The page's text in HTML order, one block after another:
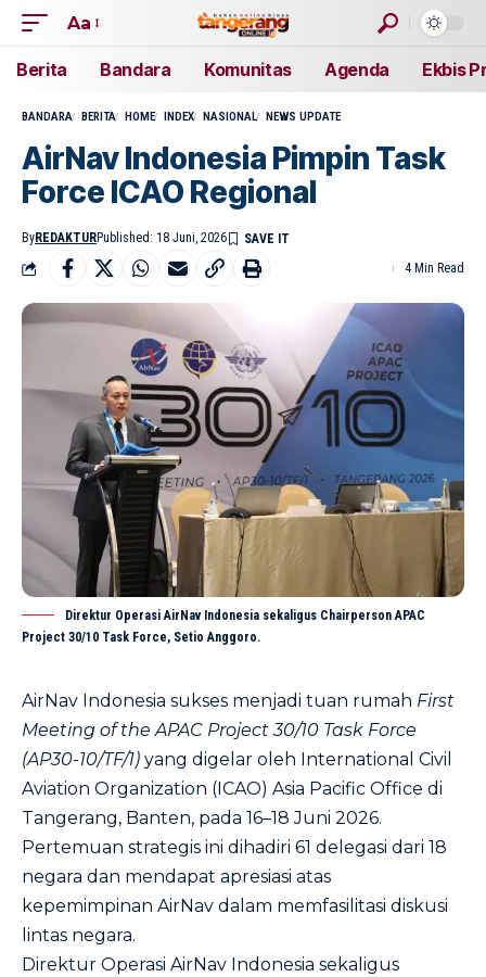
Aa
Berita Bandara Komunitas Agenda Ekbis
BANDARA BERITA HOME INDEX NASIONAL NEWS UPDATE
AirNav Indonesia Pimpin Task
Force ICAO Regional
ByREDAKTURPublished: 18 Juni, 2026
4 Min Read
Direktur Operasi AirNav Indonesia sekaligus Chairperson APAC
Project 30/10 Task Force, Setio Anggoro.
AirNav Indonesia sukses menjadi tuan rumah First
Meeting of the APAC Project 30/10 Task Force
(AP30-10/TF/1) yang digelar oleh International Civil
Aviation Organization (ICAO) Asia Pacific Office di
Tangerang, Banten, pada 16–18 Juni 2026.
Pertemuan strategis ini dihadiri 61 delegasi dari 18
negara dan mendapat apresiasi atas
kepemimpinan AirNav dalam memfasilitasi diskusi
lintas negara.
Direktur Operasi AirNav Indonesia sekaligus